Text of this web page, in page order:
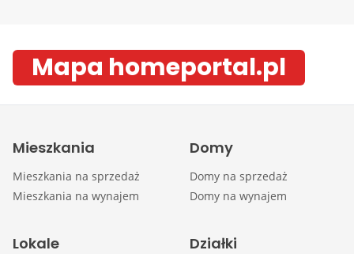
Mapa homeportal.pl
Mieszkania
Mieszkania na sprzedaż
Mieszkania na wynajem
Domy
Domy na sprzedaż
Domy na wynajem
Lokale Działki